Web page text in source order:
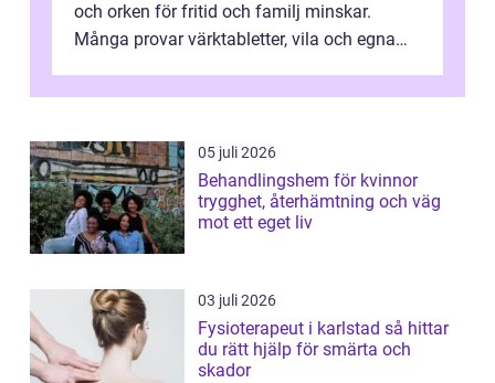
och orken för fritid och familj minskar.
Många provar värktabletter, vila och egna
05 juli 2026
Behandlingshem för kvinnor
trygghet, återhämtning och väg
mot ett eget liv
03 juli 2026
Fysioterapeut i karlstad så hittar
du rätt hjälp för smärta och
skador